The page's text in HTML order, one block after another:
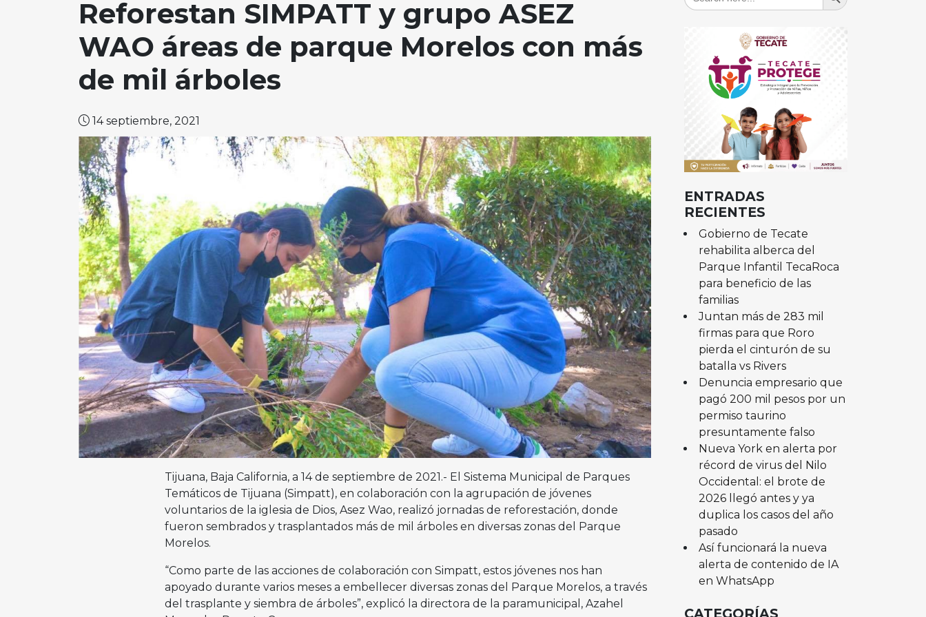
Reforestan SIMPATT y grupo ASEZ
WAO áreas de parque Morelos con más
de mil árboles
14 septiembre, 2021
Tijuana, Baja California, a 14 de septiembre de 2021.- El Sistema Municipal de Parques
Temáticos de Tijuana (Simpatt), en colaboración con la agrupación de jóvenes
voluntarios de la iglesia de Dios, Asez Wao, realizó jornadas de reforestación, donde
fueron sembrados y trasplantados más de mil árboles en diversas zonas del Parque
Morelos.
“Como parte de las acciones de colaboración con Simpatt, estos jóvenes nos han
apoyado durante varios meses a embellecer diversas zonas del Parque Morelos, a través
del trasplante y siembra de árboles”, explicó la directora de la paramunicipal, Azahel
ENTRADAS
RECIENTES
Gobierno de Tecate
rehabilita alberca del
Parque Infantil TecaRoca
para beneficio de las
familias
Juntan más de 283 mil
firmas para que Roro
pierda el cinturón de su
batalla vs Rivers
Denuncia empresario que
pagó 200 mil pesos por un
permiso taurino
presuntamente falso
Nueva York en alerta por
récord de virus del Nilo
Occidental: el brote de
2026 llegó antes y ya
duplica los casos del año
pasado
Así funcionará la nueva
alerta de contenido de IA
en WhatsApp
CATEGORÍAS